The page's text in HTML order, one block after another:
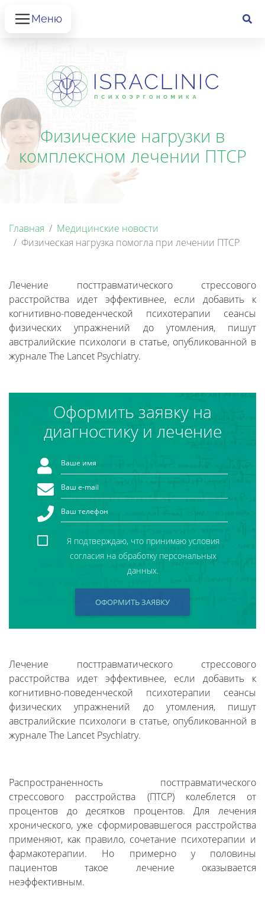
Меню
Физические нагрузки в
комплексном лечении ПТСР
Главная
Медицинские новости
Физическая нагрузка помогла при лечении ПТСР
Лечение посттравматического стрессового
расстройства идет эффективнее, если добавить к
когнитивно-поведенческой психотерапии сеансы
физических упражнений до утомления, пишут
австралийские психологи в статье, опубликованной в
журнале The Lancet Psychiatry.
Оформить заявку на
диагностику и лечение
Я подтверждаю, что принимаю условия
согласия на обработку персональных
данных.
ОФОРМИТЬ ЗАЯВКУ
Лечение посттравматического стрессового
расстройства идет эффективнее, если добавить к
когнитивно-поведенческой психотерапии сеансы
физических упражнений до утомления, пишут
австралийские психологи в статье, опубликованной в
журнале The Lancet Psychiatry.
Распространенность посттравматического
стрессового расстройства (ПТСР) колеблется от
процентов до десятков процентов. Для лечения
хронического, уже сформировавшегося расстройства
применяют, как правило, сочетание психотерапии и
фармакотерапии. Но примерно у половины
пациентов такое лечение оказывается
неэффективным.